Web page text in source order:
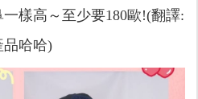
樣高～至少要180歐!(翻譯:
品哈哈)